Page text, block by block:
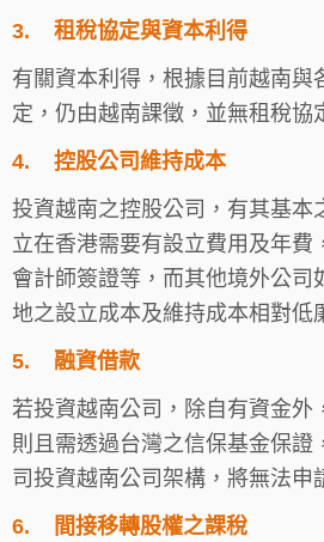
3.
租稅協定與資本利得
有關資本利得，根據目前越南與
定，仍由越南課徵，並無租稅協
4.
控股公司維持成本
投資越南之控股公司，有其基本
立在香港需要有設立費用及年費
會計師簽證等，而其他境外公司
地之設立成本及維持成本相對低
5.
融資借款
若投資越南公司，除自有資金外
則且需透過台灣之信保基金保證
司投資越南公司架構，將無法申
6.
間接移轉股權之課稅